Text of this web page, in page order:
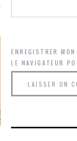
je ne parle presque
ENREGISTRER
LE NAVIGATEUR